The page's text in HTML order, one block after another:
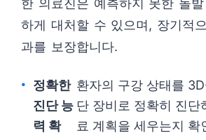
한 의료진은 예측하지 못한 돌
하게 대처할 수 있으며, 장기적
과를 보장합니다.
정확한
진단 능
력 확
환자의 구강 상태를
단 장비로 정확히 진단
료 계획을 세우는지 확